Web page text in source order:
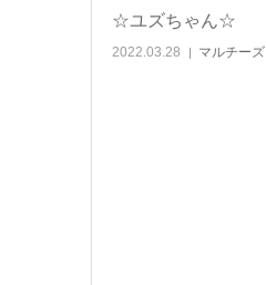
☆ユズちゃん☆
2022.03.28 マルチーズ